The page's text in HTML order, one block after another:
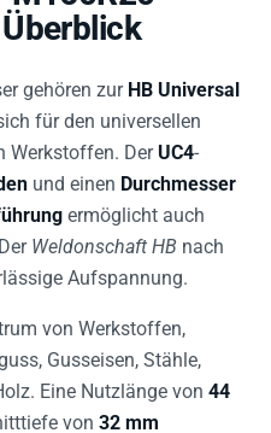
gehören zur HB Universal
für den universellen
Werkstoffen. Der UC4-
und einen Durchmesser
ermöglicht auch
Weldonschaft HB nach
Aufspannung.
von Werkstoffen,
Gusseisen, Stähle,
Eine Nutzlänge von 44
von 32 mm